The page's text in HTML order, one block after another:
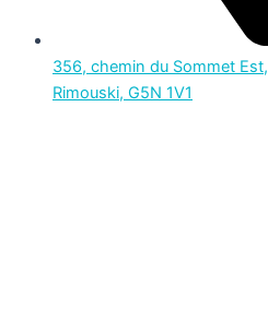
356, chemin du Sommet Est,
Rimouski, G5N 1V1